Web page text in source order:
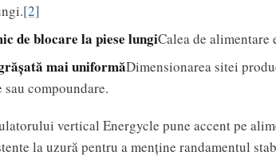
[2]
de blocare la piese lungiCalea de
mai uniformăDimensionarea sitei
sau compoundare.
vertical Energycle pune accent pe
la uzură pentru a menține randamentul